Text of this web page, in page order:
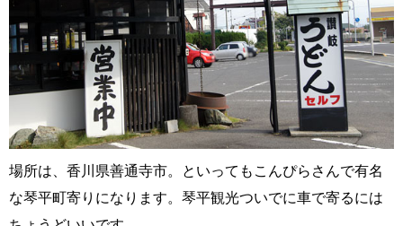
場所は、香川県善通寺市。といってもこんぴらさんで有名
な琴平町寄りになります。琴平観光ついでに車で寄るには